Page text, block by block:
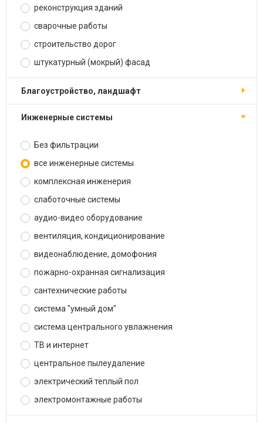
реконструкция зданий
сварочные работы
строительство дорог
штукатурный (мокрый) фасад
благоустройство, ландшафт
инженерные системы
Без фильтрации
все инженерные системы
комплексная инженерия
слаботочные системы
аудио-видео оборудование
вентиляция, кондиционирование
видеонаблюдение, домофония
пожарно-охранная сигнализация
сантехнические работы
система "умный дом"
система центрального увлажнения
ТВ и интернет
центральное пылеудаление
электрический теплый пол
электромонтажные работы